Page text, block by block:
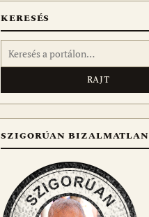
KERESÉS
Keresés:
SZIGORÚAN BIZALMATLAN